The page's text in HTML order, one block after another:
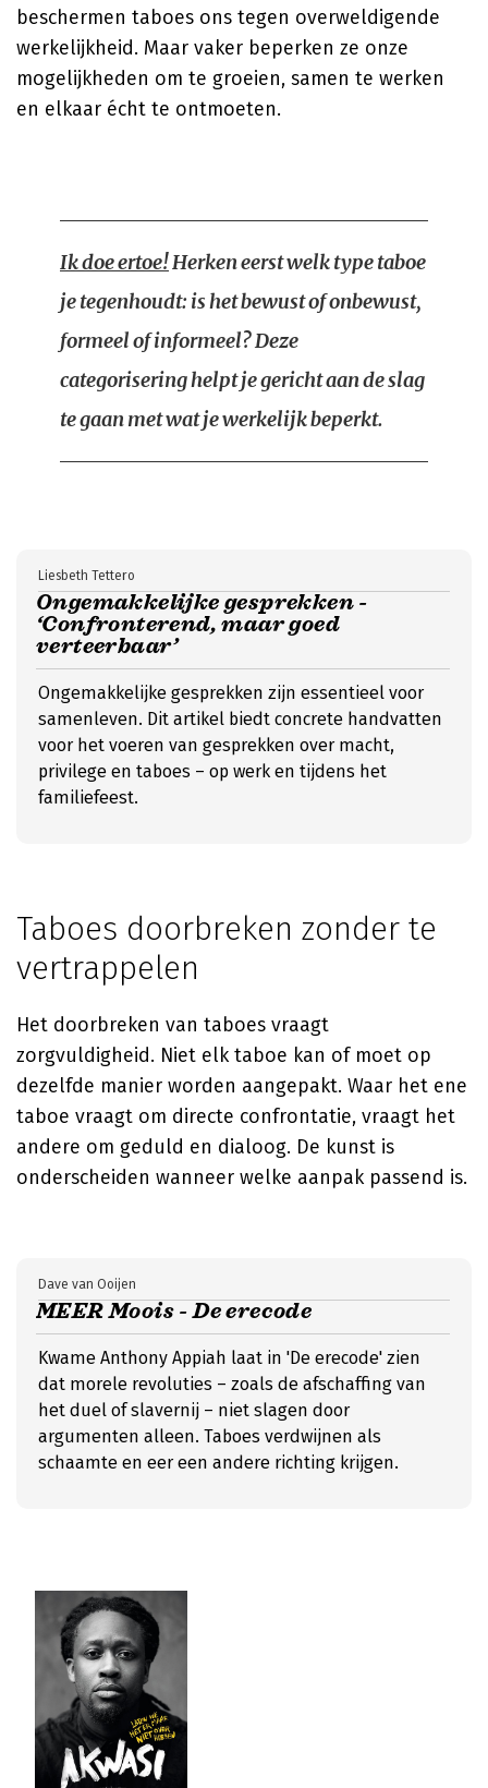
beschermen taboes ons tegen overweldigende
werkelijkheid. Maar vaker beperken ze onze
mogelijkheden om te groeien, samen te werken
en elkaar écht te ontmoeten.
Ik doe ertoe!Herken eerst welk type taboe
je tegenhoudt: is het bewust of onbewust,
formeel of informeel? Deze
categorisering helpt je gericht aan de slag
te gaan met wat je werkelijk beperkt.
Ongemakkelijke gesprekken -
‘Confronterend, maar goed
verteerbaar’
Liesbeth Tettero
Ongemakkelijke gesprekken zijn essentieel voor
samenleven. Dit artikel biedt concrete handvatten
voor het voeren van gesprekken over macht,
privilege en taboes – op werk en tijdens het
familiefeest.
Taboes doorbreken zonder te
vertrappelen
Het doorbreken van taboes vraagt
zorgvuldigheid. Niet elk taboe kan of moet op
dezelfde manier worden aangepakt. Waar het ene
taboe vraagt om directe confrontatie, vraagt het
andere om geduld en dialoog. De kunst is
onderscheiden wanneer welke aanpak passend is.
MEER Moois - De erecode
Dave van Ooijen
Kwame Anthony Appiah laat in 'De erecode' zien
dat morele revoluties – zoals de afschaffing van
het duel of slavernij – niet slagen door
argumenten alleen. Taboes verdwijnen als
schaamte en eer een andere richting krijgen.